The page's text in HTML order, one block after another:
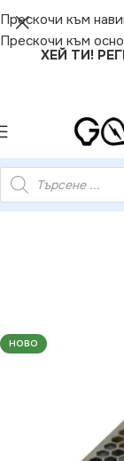
Прескочи към
Прескочи към
ХЕЙ ТИ!
за
НОВО